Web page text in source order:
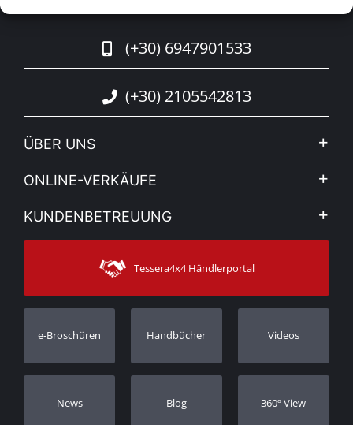
(+30) 6947901533
(+30) 2105542813
ÜBER UNS
Firma
Sehen Sie unsere Nachrichten
Sitemap
ONLINE-VERKÄUFE
Mein Konto
Versandarten
KUNDENBETREUUNG
Kontakt
Kundendienst
Bestellung verfolgen
Händler
Tessera4x4 Händlerportal
e-Broschüren Handbücher Videos
Νews Blog 360º View